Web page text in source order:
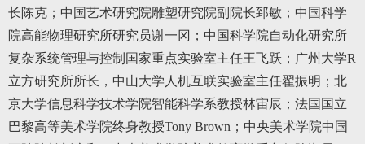
长陈克；中国艺术研究院雕塑研究院副院长郅敏；中国科学
院高能物理研究所研究员谢一冈；中国科学院自动化研究所
复杂系统管理与控制国家重点实验室主任王飞跃；广州大学R
立方研究所所长，中山大学人机互联实验室主任翟振明；北
京大学信息科学技术学院智能科学系教授林宙辰；法国国立
巴黎高等美术学院终身教授Tony Brown；中央美术学院中国